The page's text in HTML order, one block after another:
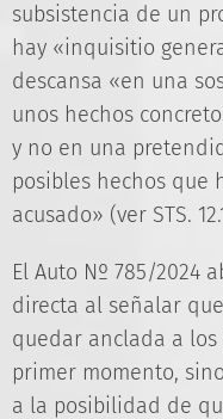
subsistencia de un
hay «inquisitio
descansa «en una
unos hechos
y no en una
posibles hechos que
acusado» (ver STS.
El Auto Nº 785/2024
directa al señalar
quedar anclada a
primer momento,
a la posibilidad de